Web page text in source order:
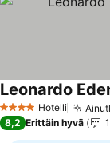
4 Tähtiluokitus
Hotelli
Leonardo
8,2 Erittäin hyvä